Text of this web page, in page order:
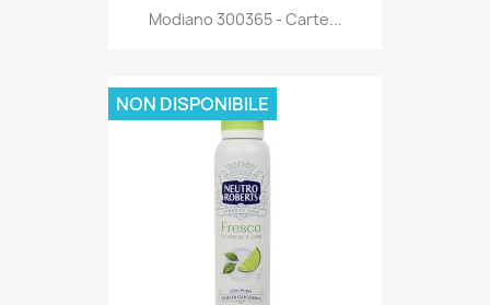
Anteprima
Modiano 300365 - Carte...
NON DISPONIBILE